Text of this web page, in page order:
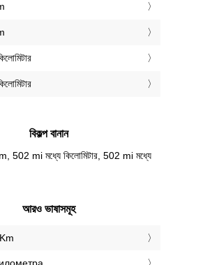
বিকল্প বানান
502 mi মধ্যে কিলোমিটার, 502 mi মধ্যে
আরও ভাষাসমূহ